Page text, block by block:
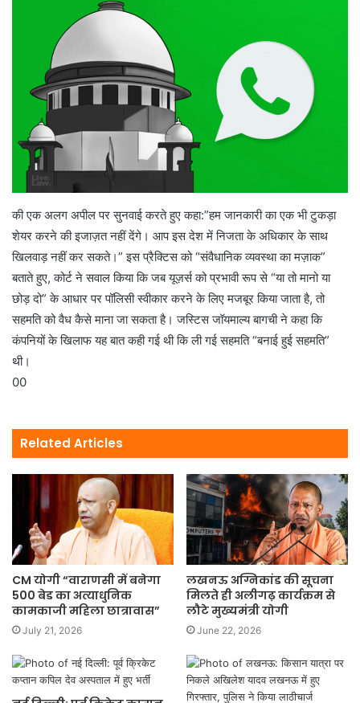
की एक अलग अपील पर सुनवाई करते हुए कहा:”हम जानकारी का एक भी टुकड़ा
शेयर करने की इजाज़त नहीं देंगे। आप इस देश में निजता के अधिकार के साथ
खिलवाड़ नहीं कर सकते।” इस प्रैक्टिस को “संवैधानिक व्यवस्था का मज़ाक”
बताते हुए, कोर्ट ने सवाल किया कि जब यूज़र्स को प्रभावी रूप से “या तो मानो या
छोड़ दो” के आधार पर पॉलिसी स्वीकार करने के लिए मजबूर किया जाता है, तो
सहमति को वैध कैसे माना जा सकता है। जस्टिस जॉयमाल्य बागची ने कहा कि
कंपनियों के खिलाफ यह बात कही गई थी कि ली गई सहमति “बनाई हुई सहमति”
थी।
00
Related Articles
CM योगी “वाराणसी में बनेगा
500 बेड का अत्याधुनिक
कामकाजी महिला छात्रावास”
July 21, 2026
लखनऊ अग्निकांड की सूचना
मिलते ही अलीगढ़ कार्यक्रम से
लौटे मुख्यमंत्री योगी
June 22, 2026